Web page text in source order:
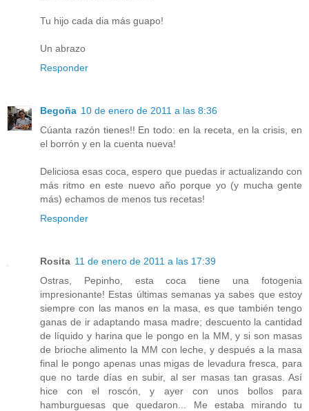
Tu hijo cada dia más guapo!
Un abrazo
Responder
Begoña 10 de enero de 2011 a las 8:36
Cúanta razón tienes!! En todo: en la receta, en la crisis, en
el borrón y en la cuenta nueva!
Deliciosa esas coca, espero que puedas ir actualizando con
más ritmo en este nuevo año porque yo (y mucha gente
más) echamos de menos tus recetas!
Responder
Rosita 11 de enero de 2011 a las 17:39
Ostras, Pepinho, esta coca tiene una fotogenia
impresionante! Estas últimas semanas ya sabes que estoy
siempre con las manos en la masa, es que también tengo
ganas de ir adaptando masa madre; descuento la cantidad
de líquido y harina que le pongo en la MM, y si son masas
de brioche alimento la MM con leche, y después a la masa
final le pongo apenas unas migas de levadura fresca, para
que no tarde días en subir, al ser masas tan grasas. Así
hice con el roscón, y ayer con unos bollos para
hamburguesas que quedaron... Me estaba mirando tu